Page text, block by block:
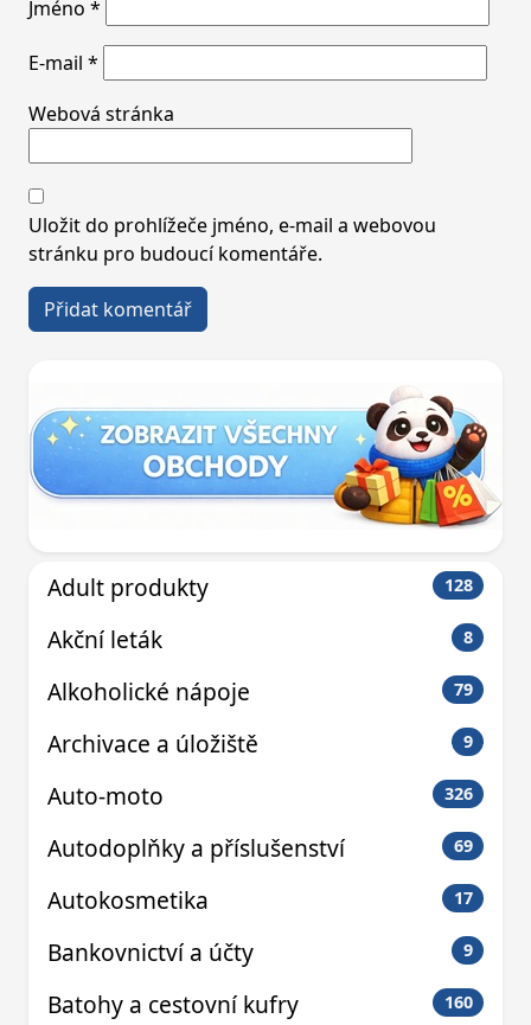
Jméno *
E-mail *
Webová stránka
Uložit do prohlížeče jméno, e-mail a webovou
stránku pro budoucí komentáře.
Adult produkty 128
Akční leták 8
Alkoholické nápoje 79
Archivace a úložiště 9
Auto-moto 326
Autodoplňky a příslušenství 69
Autokosmetika 17
Bankovnictví a účty 9
Batohy a cestovní kufry 160